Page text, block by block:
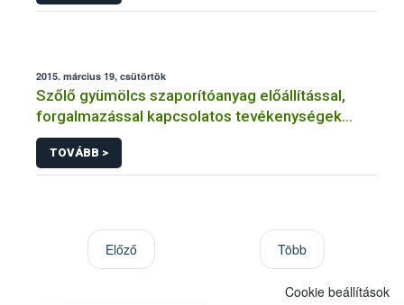
2015. március 19, csütörtök
Szőlő gyümölcs szaporítóanyag előállítással,
forgalmazással kapcsolatos tevékenységek
engedélyezése, nyilvántartásba vétele
TOVÁBB >
Előző Több
Cookie beállítások